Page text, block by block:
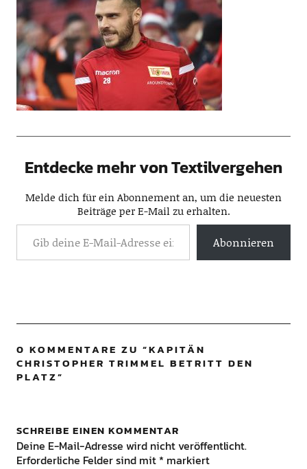
Entdecke mehr von Textilvergehen
Melde dich für ein Abonnement an, um die neuesten
Beiträge per E-Mail zu erhalten.
Abonnieren
0 KOMMENTARE ZU “KAPITÄN
CHRISTOPHER TRIMMEL BETRITT DEN
PLATZ”
SCHREIBE EINEN KOMMENTAR
Deine E-Mail-Adresse wird nicht veröffentlicht.
Erforderliche Felder sind mit * markiert